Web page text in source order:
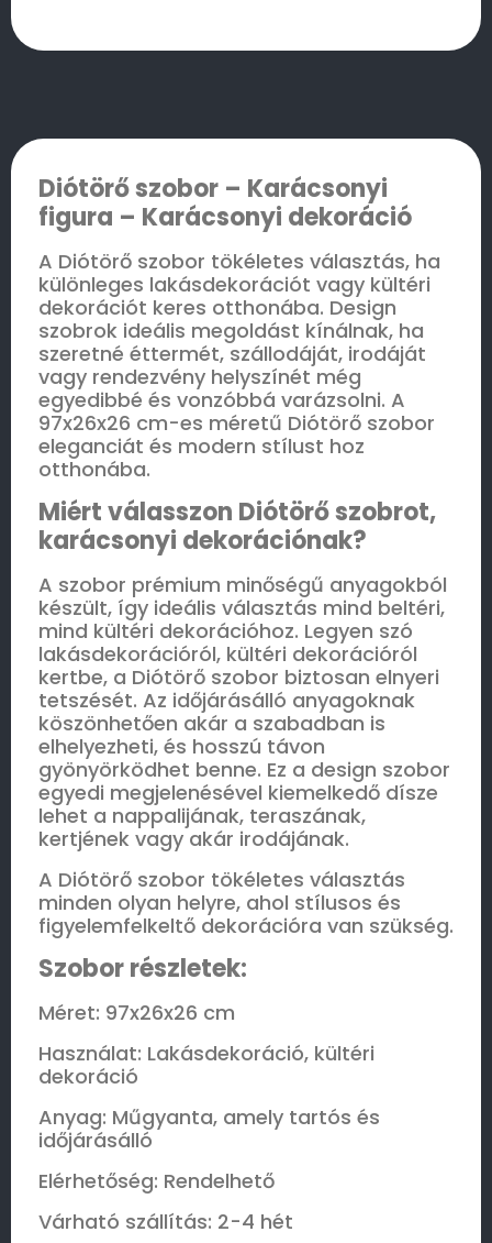
Diótörő szobor – Karácsonyi
figura – Karácsonyi dekoráció
A Diótörő szobor tökéletes választás, ha
különleges lakásdekorációt vagy kültéri
dekorációt keres otthonába. Design
szobrok ideális megoldást kínálnak, ha
szeretné éttermét, szállodáját, irodáját
vagy rendezvény helyszínét még
egyedibbé és vonzóbbá varázsolni. A
97x26x26 cm-es méretű Diótörő szobor
eleganciát és modern stílust hoz
otthonába.
Miért válasszon Diótörő szobrot,
karácsonyi dekorációnak?
A szobor prémium minőségű anyagokból
készült, így ideális választás mind beltéri,
mind kültéri dekorációhoz. Legyen szó
lakásdekorációról, kültéri dekorációról
kertbe, a Diótörő szobor biztosan elnyeri
tetszését. Az időjárásálló anyagoknak
köszönhetően akár a szabadban is
elhelyezheti, és hosszú távon
gyönyörködhet benne. Ez a design szobor
egyedi megjelenésével kiemelkedő dísze
lehet a nappalijának, teraszának,
kertjének vagy akár irodájának.
A Diótörő szobor tökéletes választás
minden olyan helyre, ahol stílusos és
figyelemfelkeltő dekorációra van szükség.
Szobor részletek:
Méret: 97x26x26 cm
Használat: Lakásdekoráció, kültéri
dekoráció
Anyag: Műgyanta, amely tartós és
időjárásálló
Elérhetőség: Rendelhető
Várható szállítás: 2-4 hét